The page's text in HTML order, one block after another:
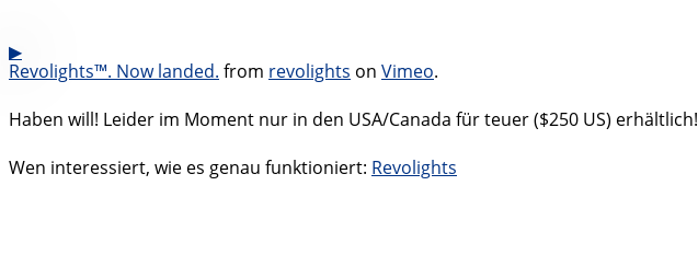
Revolights™. Now landed. from revolights on Vimeo.
Haben will! Leider im Moment nur in den USA/Canada für teuer ($250 US) erhältlich!
Wen interessiert, wie es genau funktioniert: Revolights